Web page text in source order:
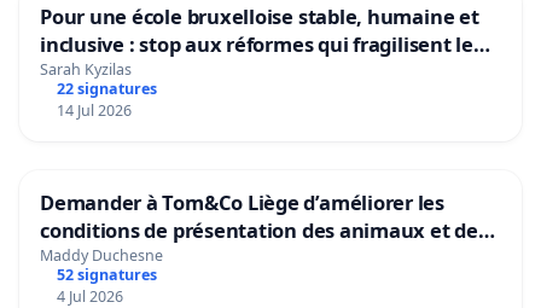
Pour une école bruxelloise stable, humaine et
inclusive : stop aux réformes qui fragilisent le
primaire
Sarah Kyzilas
22 signatures
14 Jul 2026
Demander à Tom&Co Liège d’améliorer les
conditions de présentation des animaux et de
mettre fin à la vente d’animaux en magasin
Maddy Duchesne
52 signatures
4 Jul 2026